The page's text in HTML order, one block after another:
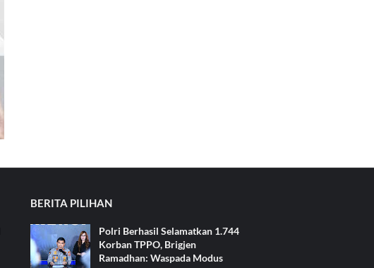
BERITA PILIHAN
Polri Berhasil Selamatkan 1.744
Korban TPPO, Brigjen
Ramadhan: Waspada Modus